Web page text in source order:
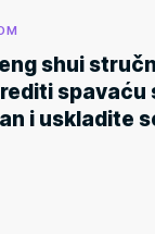
shui
spavaću
i uskladite